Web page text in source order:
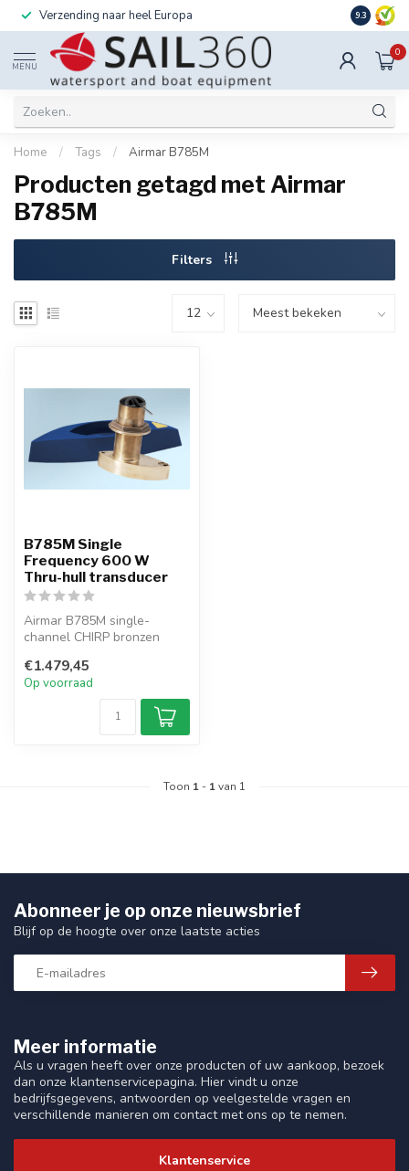
Verzending naar heel Europa Ook
9.3
MENU
0
Home / Tags / Airmar B785M
Producten getagd met Airmar
B785M
Filters
B785M Single
Frequency 600 W
Thru-hull transducer
Airmar B785M single-
channel CHIRP bronzen
80–130 kHz....
€1.479,45
Op voorraad
Toon 1 - 1van 1
Meer informatie
Als u vragen heeft over onze producten of uw aankoop, bezoek
dan onze klantenservicepagina. Hier vindt u onze
bedrijfsgegevens, antwoorden op veelgestelde vragen en
verschillende manieren om contact met ons op te nemen.
Klantenservice
Abonneer je op onze nieuwsbrief
Blijf op de hoogte over onze laatste acties